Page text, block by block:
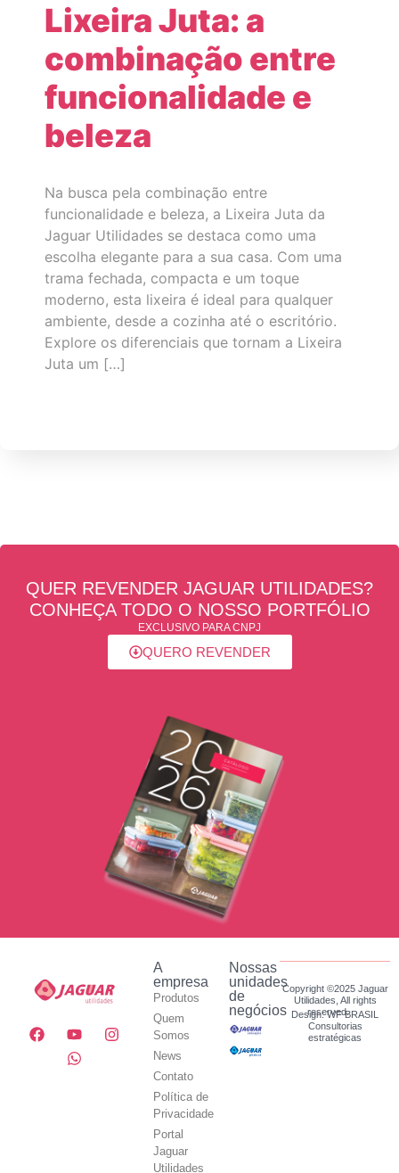
Lixeira Juta: a
combinação entre
funcionalidade e
beleza
Na busca pela combinação entre
funcionalidade e beleza, a Lixeira Juta da
Jaguar Utilidades se destaca como uma
escolha elegante para a sua casa. Com uma
trama fechada, compacta e um toque
moderno, esta lixeira é ideal para qualquer
ambiente, desde a cozinha até o escritório.
Explore os diferenciais que tornam a Lixeira
Juta um […]
QUER REVENDER JAGUAR UTILIDADES?
CONHEÇA TODO O NOSSO PORTFÓLIO
EXCLUSIVO PARA CNPJ
QUERO REVENDER
A
empresa
Produtos
Quem
Somos
News
Contato
Política de
Privacidade
Portal
Jaguar
Utilidades
Nossas
unidades
de
negócios
Copyright ©2025 Jaguar
Utilidades, All rights
reserved.
Design: WF BRASIL
Consultorias
estratégicas